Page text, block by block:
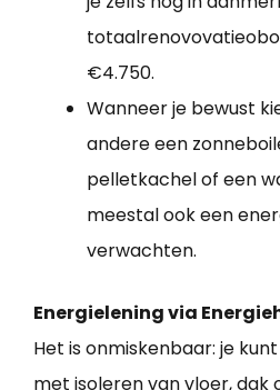
€4.750.
Wanneer je bewust
andere een
pelletkachel of een
meestal ook een
verwachten.
Energielening via
Het is onmiskenbaar: je
met isoleren van vloer, dak